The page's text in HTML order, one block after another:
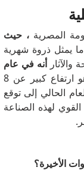
المصرية، حيث
يمثل ذروة شهرية
والآثارأنه في عام
وهو ارتفاع كبير عن 8
الحالي إلى توقع
القوي لهذه الصناعة
الأخيرة؟